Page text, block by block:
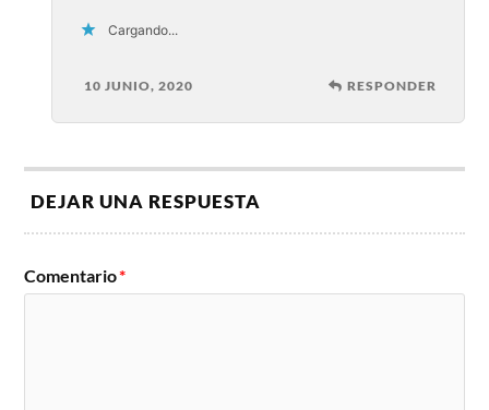
Cargando...
10 JUNIO, 2020 RESPONDER
DEJAR UNA RESPUESTA
Comentario*